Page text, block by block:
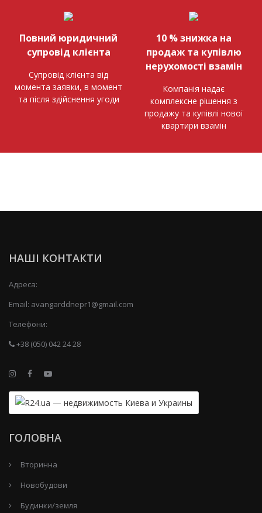
Повний юридичний
супровід клієнта
Супровід клієнта від
момента заявки, в момент
та після здійснення угоди
10 % знижка на
продаж та купівлю
нерухомості взамін
Компанія надає
комплексне рішення з
продажу та купівлі нової
квартири взамін
НАШІ КОНТАКТИ
Адреса:
Email: avangarddnepr1@gmail.com
Телефони:
+38 (050) 042 24 28
ГОЛОВНА
Вторинна
Новобудови
Будинки/земля